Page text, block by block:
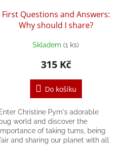
First Questions and Answers:
Why should I share?
Skladem(1 ks)
315 Kč
Do košíku
Enter Christine Pym's adorable
bug world and discover the
of taking turns, being
and sharing our planet with all